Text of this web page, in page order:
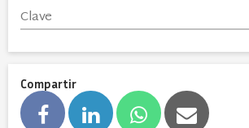
Compartir